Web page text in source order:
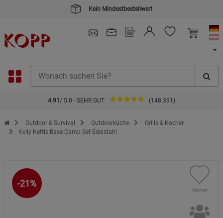
4.91 / 5.0 - SEHR GUT (148.391)
Zur Startseite des Kopp Verlag Online-Shop
Outdoor & Survival Outdoorküche
Grills & Kocher
Kelly Kettle Base Camp Set Edelstahl
-21%
Merken